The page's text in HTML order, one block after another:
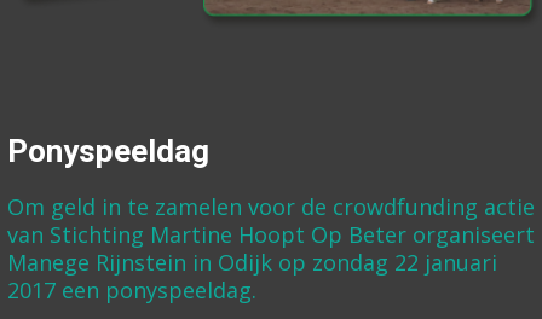
Ponyspeeldag
Om geld in te zamelen voor de crowdfunding actie
van Stichting Martine Hoopt Op Beter organiseert
Manege Rijnstein in Odijk op zondag 22 januari
2017 een ponyspeeldag.